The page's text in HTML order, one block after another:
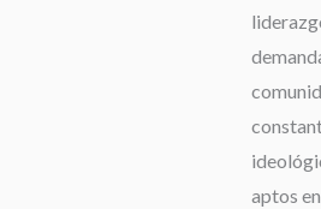
aptos